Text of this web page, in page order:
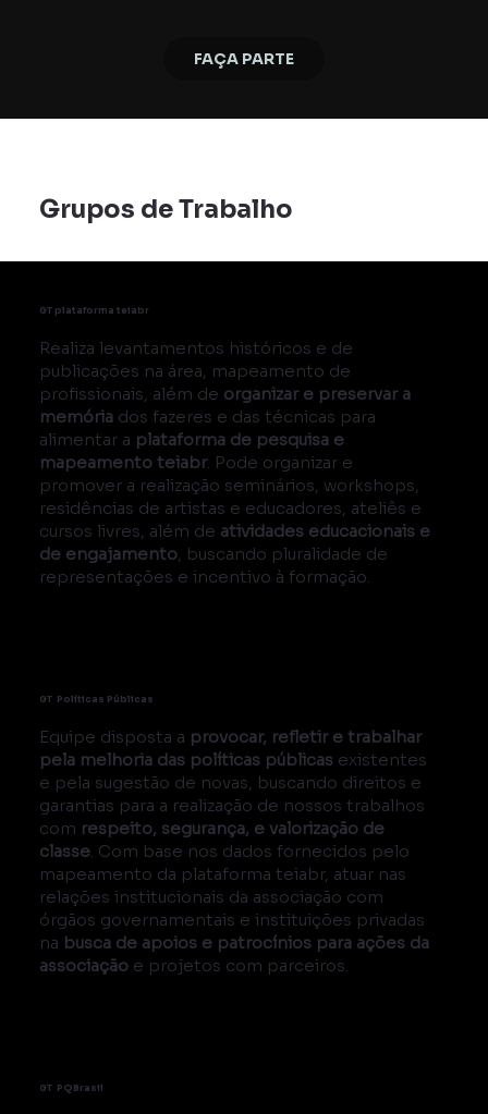
FAÇA PARTE
Grupos de Trabalho
GT plataforma teiabr
Realiza levantamentos históricos e de
publicações na área, mapeamento de
profissionais, além de organizar e preservar a
memóriados fazeres e das técnicas para
alimentar a plataforma de pesquisa e
mapeamento teiabr.​ Pode organizar e
promover a realização seminários, workshops,
residências de artistas e educadores, ateliês e
cursos livres, além de atividades educacionais e
de engajamento, buscando pluralidade de
representações e incentivo à formação.
GT Políticas Públicas
Equipe disposta a provocar, refletir e trabalhar
pela melhoria das políticas públicas existentes
e pela sugestão de novas, buscando direitos e
garantias para a realização de nossos trabalhos
com respeito, segurança, e valorização de
classe. Com base nos dados fornecidos pelo
mapeamento da plataforma teiabr, atuar nas
relações institucionais da associação com
órgãos governamentais e instituições privadas
na busca de apoios e patrocínios para ações da
associação e projetos com parceiros.
GT PQBrasil